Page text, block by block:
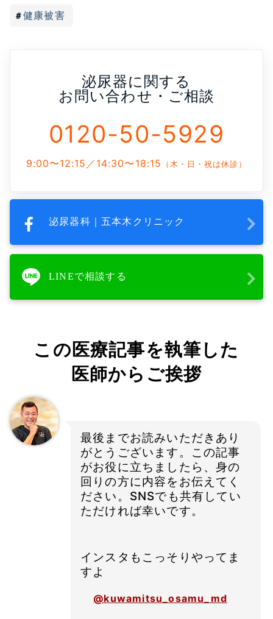
健康被害
泌尿器に関する
お問い合わせ・ご相談
0120-50-5929
9:00〜12:15／14:30〜18:15 （木・日・祝は休診）
泌尿器科｜五本木クリニック
LINEで相談する
この医療記事を執筆した
医師からご挨拶
最後までお読みいただきあり
がとうございます。この記事
がお役に立ちましたら、身の
回りの方に内容をお伝えてく
ださい。SNSでも共有してい
ただければ幸いです。
インスタもこっそりやってま
すよ
@kuwamitsu_osamu_md